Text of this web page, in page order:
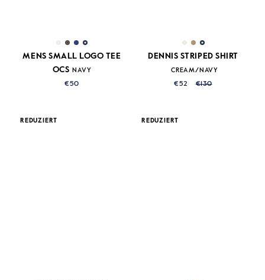
MENS SMALL LOGO TEE
OCS NAVY
€50
DENNIS STRIPED SHIRT
CREAM/NAVY
€52 €130
REDUZIERT REDUZIERT